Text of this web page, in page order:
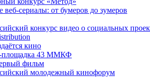
веб-сериалы: от бумеров до зумеров
конкурс видео о социальных
кино
площадка 43 ММКФ
фильм
молодежный кинофорум